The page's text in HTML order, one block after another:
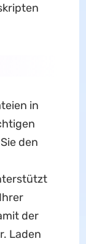
in
den
der
Laden